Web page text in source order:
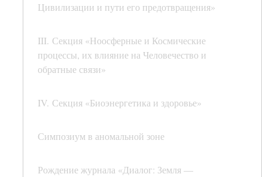
Цивилизации и пути его предотвращения»
III. Секция «Ноосферные и Космические
процессы, их влияние на Человечество и
обратные связи»
IV. Секция «Биоэнергетика и здоровье»
Симпозиум в аномальной зоне
Рождение журнала «Диалог: Земля —